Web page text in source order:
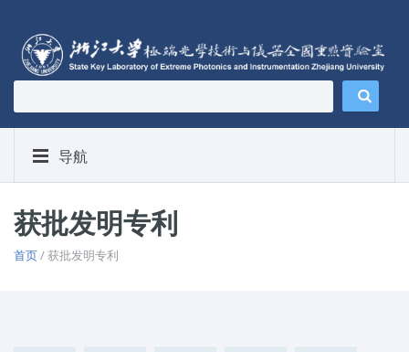
导航
获批发明专利
首页/ 获批发明专利